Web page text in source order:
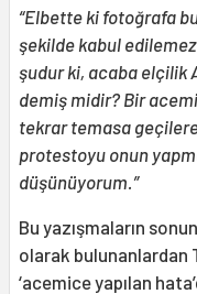
“Elbette ki fotoğrafa
şekilde kabul
şudur ki, acaba elçilik
demiş midir? Bir
tekrar temasa
protestoyu onun
düşünüyorum.”
Bu yazışmaların
olarak bulunanlardan
‘acemice yapılan